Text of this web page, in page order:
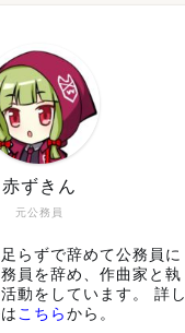
元公務員
赤ずきん
らずで辞めて公務員に
員を辞め、作曲家と執
動をしています。 詳し
こちら から。